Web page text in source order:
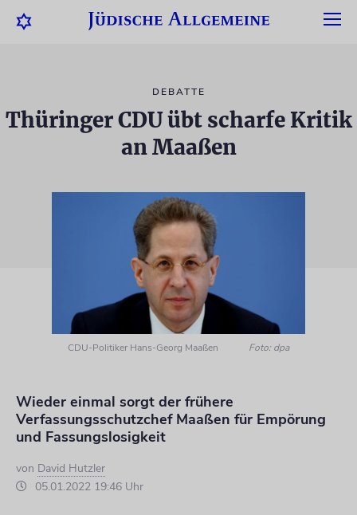
DEBATTE
Thüringer CDU übt scharfe Kritik
an Maaßen
CDU-Politiker Hans-Georg Maaßen Foto: dpa
Wieder einmal sorgt der frühere
Verfassungsschutzchef Maaßen für Empörung
und Fassungslosigkeit
von David Hutzler
05.01.2022 19:46 Uhr